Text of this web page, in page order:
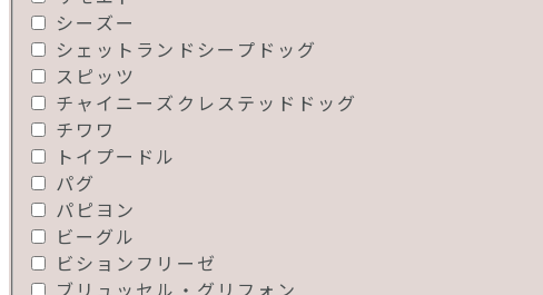
シーズー
シェットランドシープドッグ
スピッツ
チャイニーズクレステッドドッグ
チワワ
トイプードル
パグ
パピヨン
ビーグル
ビションフリーゼ
ブリュッセル・グリフォン